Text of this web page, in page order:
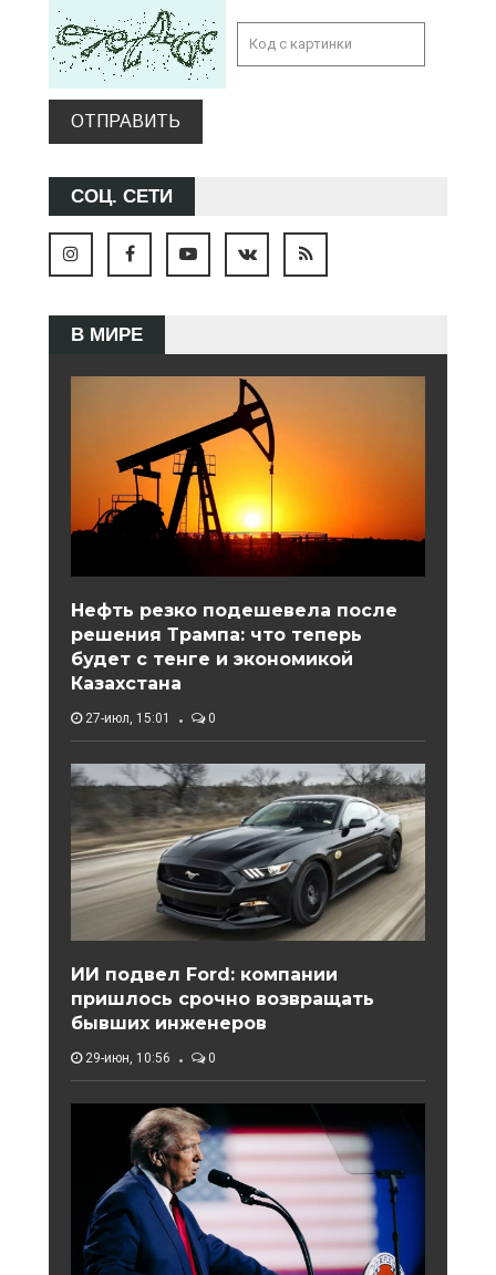
ОТПРАВИТЬ
СОЦ. СЕТИ
В МИРЕ
Нефть резко подешевела после
решения Трампа: что теперь
будет с тенге и экономикой
Казахстана
27-июл, 15:01 0
ИИ подвел Ford: компании
пришлось срочно возвращать
бывших инженеров
29-июн, 10:56 0